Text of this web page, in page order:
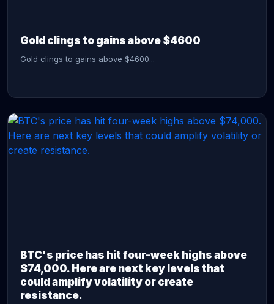
Gold clings to gains above $4600
Gold clings to gains above $4600...
BTC's price has hit four-week highs above
$74,000. Here are next key levels that
could amplify volatility or create
resistance.